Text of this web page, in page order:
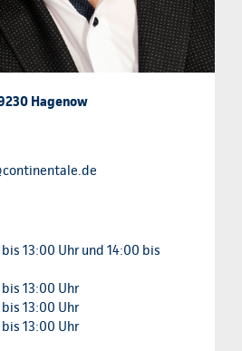
Hagenow
13:00 Uhr und 14:00 bis
13:00 Uhr
13:00 Uhr
13:00 Uhr